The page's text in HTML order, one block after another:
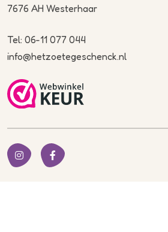
7676 AH Westerhaar
Tel: 06-11 077 044
info@hetzoetegeschenck.nl